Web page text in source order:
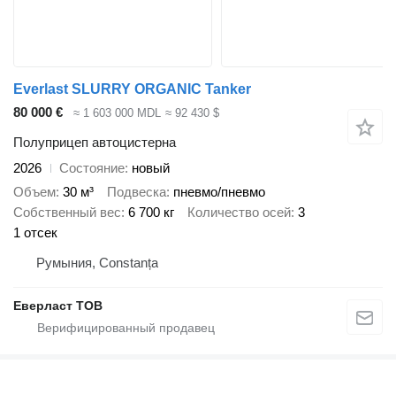
Everlast SLURRY ORGANIC Tanker
80 000 €
≈ 1 603 000 MDL ≈ 92 430 $
Полуприцеп автоцистерна
2026
Состояние новый
Объем 30 м³ Подвеска пневмо/пневмо
Собственный вес 6 700 кг Количество осей 3
1 отсек
Румыния, Constanța
Еверласт ТОВ